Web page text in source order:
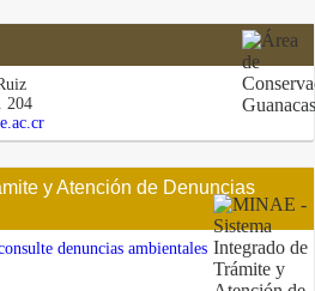
204
y Atención de Denuncias
denuncias ambientales